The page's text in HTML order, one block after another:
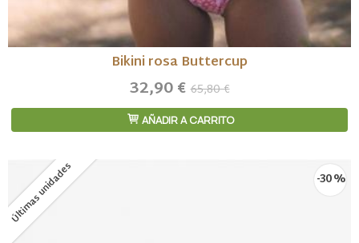
Bikini rosa Buttercup
32,90 €65,80 €
AÑADIR A CARRITO
Últimas unidades -30 %